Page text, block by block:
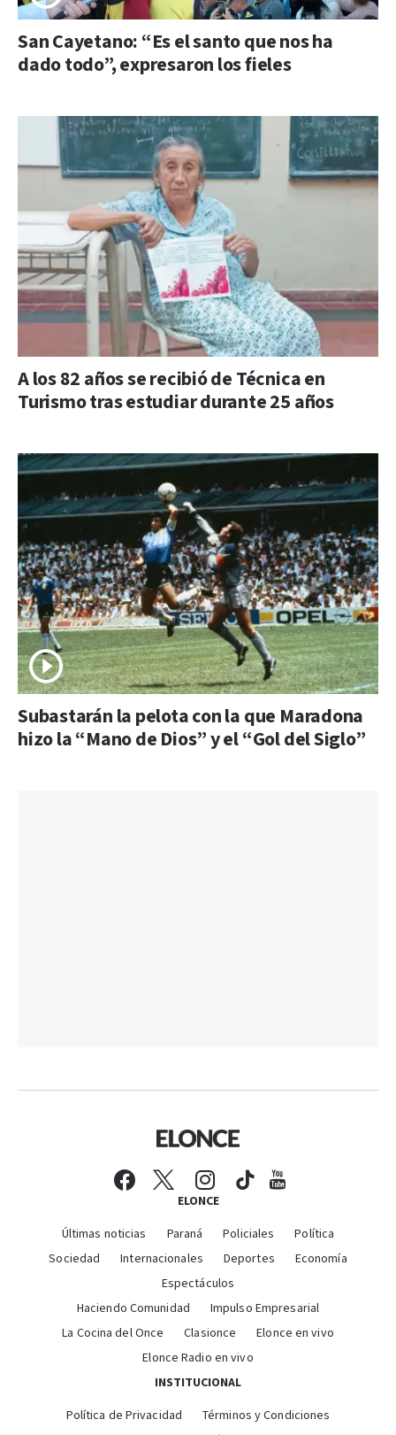
San Cayetano: “Es el santo que nos ha
dado todo”, expresaron los fieles
A los 82 años se recibió de Técnica en
Turismo tras estudiar durante 25 años
Subastarán la pelota con la que Maradona
hizo la “Mano de Dios” y el “Gol del Siglo”
ELONCE
Últimas noticias Paraná Policiales
Política
Sociedad
Internacionales Deportes
Economía
Espectáculos
Haciendo Comunidad
Impulso Empresarial
La Cocina del Once
Clasionce
Elonce en vivo
Elonce Radio en vivo
INSTITUCIONAL
Política de Privacidad
Términos y Condiciones